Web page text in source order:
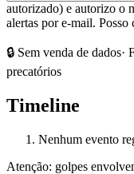
autorizado) e autorizo o
alertas por e-mail. Posso
🔒 Sem venda de dados·
precatórios
Timeline
Nenhum evento
Atenção: golpes